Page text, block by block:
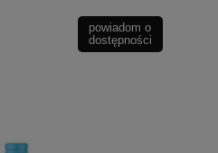
powiadom o
dostępności